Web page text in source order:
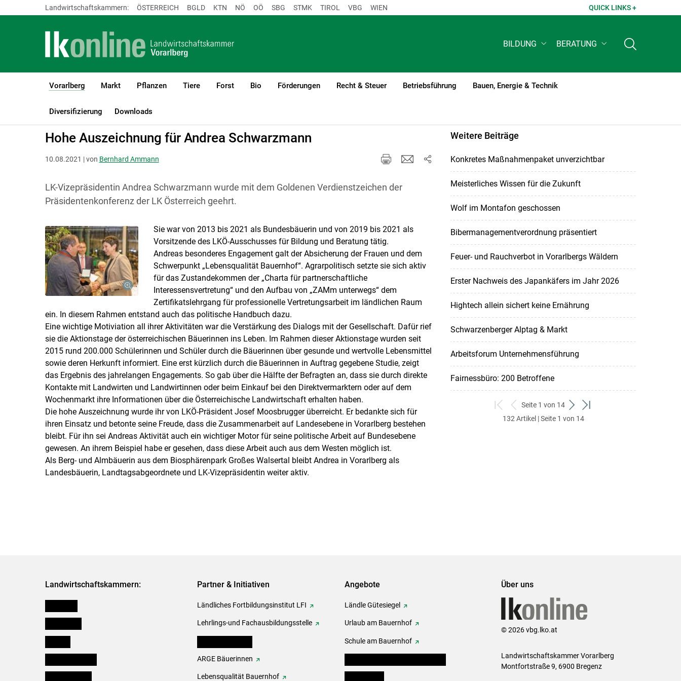
Skip to main content
Landwirtschaftskammern: ÖSTERREICH BGLD KTN NÖ OÖ SBG STMK TIROL VBG WIEN QUICK LINKS +
BILDUNG BERATUNG
Vorarlberg
(current)1
Markt Pflanzen Tiere Forst Bio Förderungen Recht & Steuer Betriebsführung Bauen, Energie & Technik
Diversifizierung Downloads
LK Vorarlberg Vorarlberg Aktuelles
Hohe Auszeichnung für Andrea Schwarzmann
10.08.2021 | von Bernhard Ammann
LK-Vizepräsidentin Andrea Schwarzmann wurde mit dem Goldenen Verdienstzeichen der
Präsidentenkonferenz der LK Österreich geehrt.
Sie war von 2013 bis 2021 als Bundesbäuerin und von 2019 bis 2021 als
Vorsitzende des LKÖ-Ausschusses für Bildung und Beratung tätig.
Andreas besonderes Engagement galt der Absicherung der Frauen und dem
Schwerpunkt „Lebensqualität Bauernhof“. Agrarpolitisch setzte sie sich aktiv
für das Zustandekommen der „Charta für partnerschaftliche
Interessensvertretung“ und den Aufbau von „ZAMm unterwegs“ dem
Zertifikatslehrgang für professionelle Vertretungsarbeit im ländlichen Raum
ein. In diesem Rahmen entstand auch das politische Handbuch dazu.
Eine wichtige Motiviation all ihrer Aktivitäten war die Verstärkung des Dialogs mit der Gesellschaft. Dafür rief
sie die Aktionstage der österreichischen Bäuerinnen ins Leben. Im Rahmen dieser Aktionstage wurden seit
2015 rund 200.000 Schülerinnen und Schüler durch die Bäuerinnen über gesunde und wertvolle Lebensmittel
sowie deren Herkunft informiert. Eine erst kürzlich durch die Bäuerinnen in Auftrag gegebene Studie, zeigt
das Ergebnis des jahrelangen Engagements. So gab über die Hälfte der Befragten an, dass sie durch direkte
Kontakte mit Landwirten und Landwirtinnen oder beim Einkauf bei den Direktvermarktern oder auf dem
Wochenmarkt ihre Informationen über die Österreichische Landwirtschaft erhalten haben.
Die hohe Auszeichnung wurde ihr von LKÖ-Präsident Josef Moosbrugger überreicht. Er bedankte sich für
ihren Einsatz und betonte seine Freude, dass die Zusammenarbeit auf Landesebene in Vorarlberg bestehen
bleibt. Für ihn sei Andreas Aktivität auch ein wichtiger Motor für seine politische Arbeit auf Bundesebene
gewesen. An ihrem Beispiel habe er gesehen, dass diese Arbeit auch aus dem Westen möglich ist.
Als Berg- und Almbäuerin aus dem Biosphärenpark Großes Walsertal bleibt Andrea in Vorarlberg als
Landesbäuerin, Landtagsabgeordnete und LK-Vizepräsidentin weiter aktiv.
Weitere Beiträge
Konkretes Maßnahmenpaket unverzichtbar
Meisterliches Wissen für die Zukunft
Wolf im Montafon geschossen
Bibermanagementverordnung präsentiert
Feuer- und Rauchverbot in Vorarlbergs Wäldern
Erster Nachweis des Japankäfers im Jahr 2026
Hightech allein sichert keine Ernährung
Schwarzenberger Alptag & Markt
Arbeitsforum Unternehmensführung
Fairnessbüro: 200 Betroffene
zum
ersten
zurück
zum
Seite 1 von 14
weiter
zum
zum
132 Artikel | Seite 1 von 14
Landwirtschaftskammern: Partner & Initiativen
Ländliches Fortbildungsinstitut LFI
Lehrlings-und Fachausbildungsstelle
ARGE Bäuerinnen
Lebensqualität Bauernhof
Angebote
Ländle Gütesiegel
Urlaub am Bauernhof
Schule am Bauernhof
Über uns
© 2026 vbg.lko.at
Landwirtschaftskammer Vorarlberg
Montfortstraße 9, 6900 Bregenz